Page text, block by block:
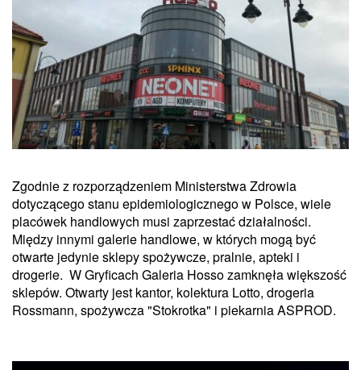
Zgodnie z rozporządzeniem Ministerstwa Zdrowia
dotyczącego stanu epidemiologicznego w Polsce, wiele
placówek handlowych musi zaprzestać działalności.
Między innymi galerie handlowe, w których mogą być
otwarte jedynie sklepy spożywcze, pralnie, apteki i
drogerie. W Gryficach Galeria Hosso zamknęła większość
sklepów. Otwarty jest kantor, kolektura Lotto, drogeria
Rossmann, spożywcza "Stokrotka" i piekarnia ASPROD.